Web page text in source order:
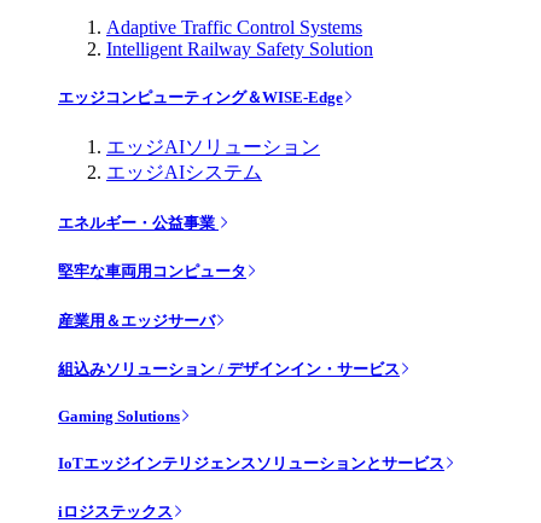
Adaptive Traffic Control Systems
Intelligent Railway Safety Solution
エッジコンピューティング＆WISE-Edge
エッジAIソリューション
エッジAIシステム
エネルギー・公益事業
堅牢な車両用コンピュータ
産業用＆エッジサーバ
組込みソリューション / デザインイン・サービス
Gaming Solutions
IoTエッジインテリジェンスソリューションとサービス
iロジステックス